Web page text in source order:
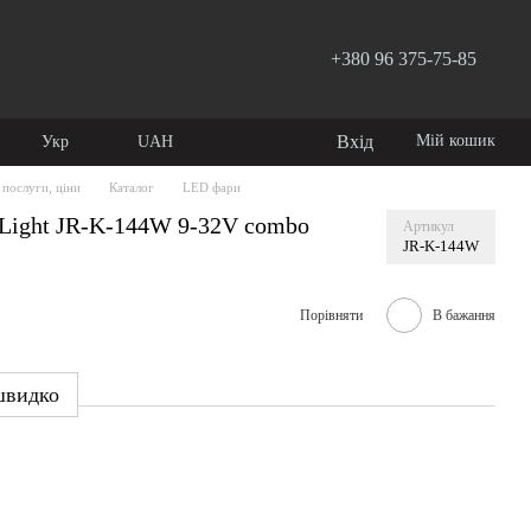
+380 96 375-75-85
Укр UAH Вхід Мій кошик
ціни Каталог LED фари
JR-K-144W 9-32V combo Артикул
JR-K-144W
Порівняти В бажання